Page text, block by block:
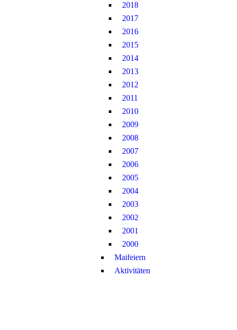
2018
2017
2016
2015
2014
2013
2012
2011
2010
2009
2008
2007
2006
2005
2004
2003
2002
2001
2000
Maifeiern
Aktivitäten